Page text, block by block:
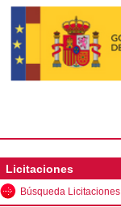
Licitaciones
Búsqueda Licitaciones